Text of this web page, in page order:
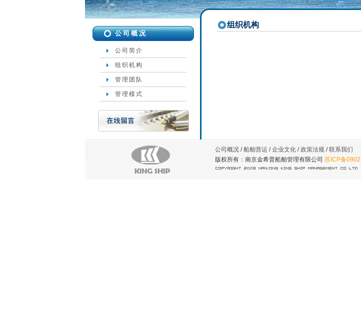
公司概况
公司简介
组织机构
管理团队
管理模式
组织机构
公司概况 /船舶营运 /企业文化 /政策法规 /联系我们
版权所有：南京金希普船舶管理有限公司 苏ICP备